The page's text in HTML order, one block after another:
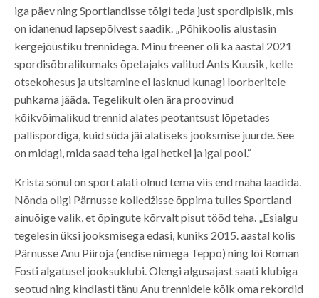
iga päev ning Sportlandisse tõigi teda just spordipisik, mis
on idanenud lapsepõlvest saadik. „Põhikoolis alustasin
kergejõustiku trennidega. Minu treener oli ka aastal 2021
spordisõbralikumaks õpetajaks valitud Ants Kuusik, kelle
otsekohesus ja utsitamine ei lasknud kunagi loorberitele
puhkama jääda. Tegelikult olen ära proovinud
kõikvõimalikud trennid alates peotantsust lõpetades
pallispordiga, kuid süda jäi alatiseks jooksmise juurde. See
on midagi, mida saad teha igal hetkel ja igal pool.“
Krista sõnul on sport alati olnud tema viis end maha laadida.
Nõnda oligi Pärnusse kolledžisse õppima tulles Sportland
ainuõige valik, et õpingute kõrvalt pisut tööd teha. „Esialgu
tegelesin üksi jooksmisega edasi, kuniks 2015. aastal kolis
Pärnusse Anu Piiroja (endise nimega Teppo) ning lõi Roman
Fosti algatusel jooksuklubi. Olengi algusajast saati klubiga
seotud ning kindlasti tänu Anu trennidele kõik oma rekordid